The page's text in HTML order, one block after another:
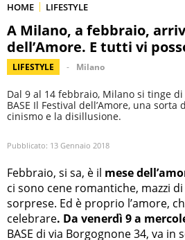
HOME LIFESTYLE
A Milano, a febbraio,
dell’Amore. E tutti vi
LIFESTYLE Milano
Dal 9 al 14 febbraio, Milano si tinge
BASE Il Festival dell’Amore, una
cinismo e la disillusione.
Pubblicato: 13 Gennaio 2018
Febbraio, si sa, è il mese
ci sono cene romantiche, mazzi
sorprese. Ed è proprio l’amore,
celebrare. Da venerdì 9 a
BASE di via Borgognone 34, va in